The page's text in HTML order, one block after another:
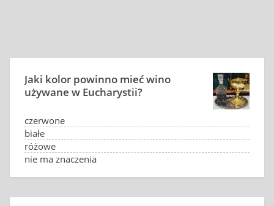
Jaki kolor powinno mieć wino
używane w Eucharystii?
czerwone
białe
różowe
nie ma znaczenia